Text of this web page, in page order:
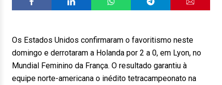
Os Estados Unidos confirmaram o favoritismo neste
domingo e derrotaram a Holanda por 2 a 0, em Lyon, no
Mundial Feminino da França. O resultado garantiu à
equipe norte-americana o inédito tetracampeonato na